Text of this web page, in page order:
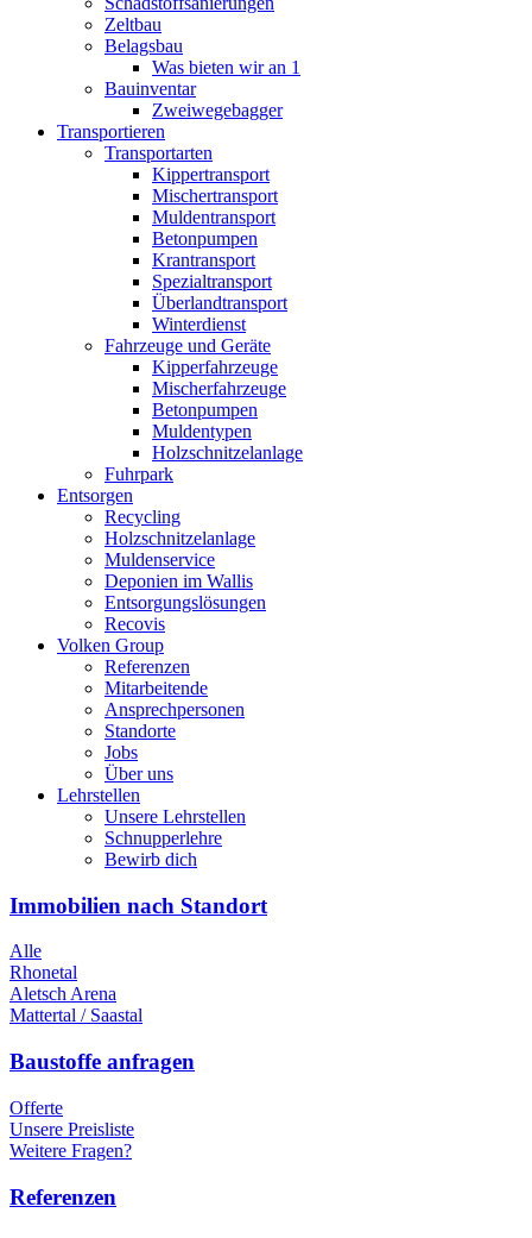
Zeltbau
Belagsbau
Was bieten wir an 1
Bauinventar
Zweiwegebagger
Transportieren
Transportarten
Kippertransport
Mischertransport
Muldentransport
Betonpumpen
Krantransport
Spezialtransport
Überlandtransport
Winterdienst
Fahrzeuge und Geräte
Kipperfahrzeuge
Mischerfahrzeuge
Betonpumpen
Muldentypen
Holzschnitzelanlage
Fuhrpark
Entsorgen
Recycling
Holzschnitzelanlage
Muldenservice
Deponien im Wallis
Entsorgungslösungen
Recovis
Volken Group
Referenzen
Mitarbeitende
Ansprechpersonen
Standorte
Jobs
Über uns
Lehrstellen
Unsere Lehrstellen
Schnupperlehre
Bewirb dich
Immobilien nach Standort
Alle
Rhonetal
Aletsch Arena
Mattertal / Saastal
Baustoffe anfragen
Offerte
Unsere Preisliste
Weitere Fragen?
Referenzen